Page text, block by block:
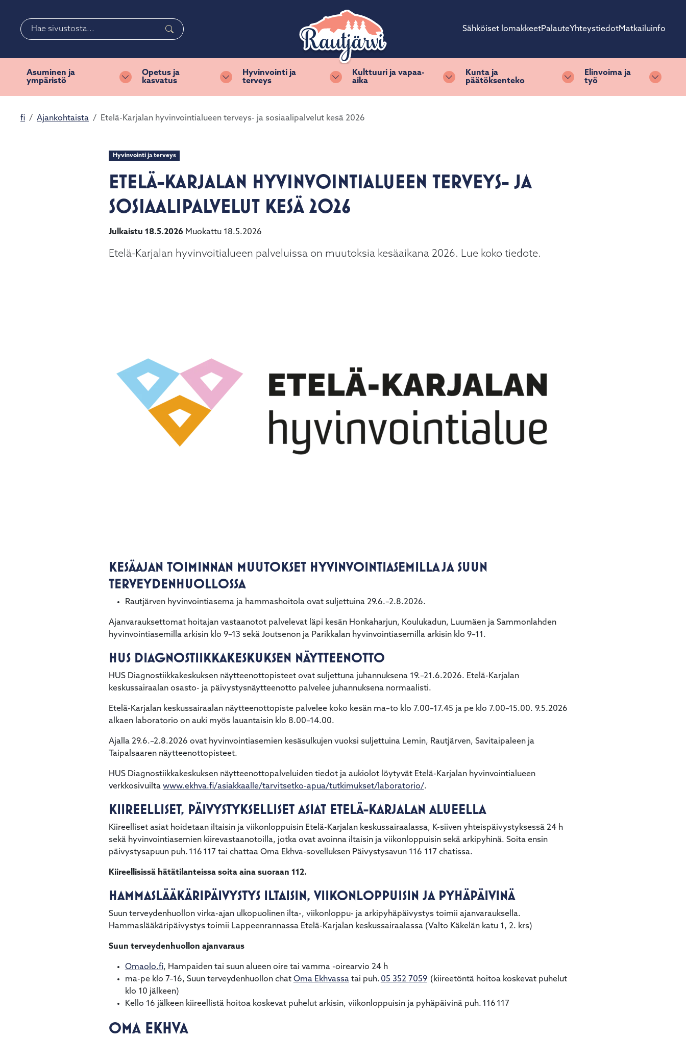
Sähköiset lomakkeetPalauteYhteystiedotMatkailuinfo
Haku
käytettävissä
oleva
tulos
ylös-
alasnuolilla.
Asuminen ja
ympäristö
Vaihda alasvetovalikkoa
Opetus ja
kasvatus
Vaihda alasvetovalikkoa
Hyvinvointi ja
terveys
Vaihda alasvetovalikkoa
Kulttuuri ja vapaa-
aika
Vaihda alasvetovalikkoa
Kunta ja
päätöksenteko
Vaihda alasvetovalikkoa
Elinvoima ja
työ
Vaihda
fi Ajankohtaista Etelä-Karjalan hyvinvointialueen terveys- ja sosiaalipalvelut kesä 2026
Hyvinvointi ja terveys
ETELÄ-KARJALAN HYVINVOINTIALUEEN TERVEYS- JA
SOSIAALIPALVELUT KESÄ 2026
Julkaistu 18.5.2026 Muokattu 18.5.2026
Etelä-Karjalan hyvinvoitialueen palveluissa on muutoksia kesäaikana 2026. Lue koko tiedote.
KESÄAJAN TOIMINNAN MUUTOKSET HYVINVOINTIASEMILLA JA SUUN
TERVEYDENHUOLLOSSA
Rautjärven hyvinvointiasema ja hammashoitola ovat suljettuina 29.6.–2.8.2026.
Ajanvarauksettomat hoitajan vastaanotot palvelevat läpi kesän Honkaharjun, Koulukadun, Luumäen ja Sammonlahden
hyvinvointiasemilla arkisin klo 9–13 sekä Joutsenon ja Parikkalan hyvinvointiasemilla arkisin klo 9–11.
HUS DIAGNOSTIIKKAKESKUKSEN NÄYTTEENOTTO
HUS Diagnostiikkakeskuksen näytteenottopisteet ovat suljettuna juhannuksena 19.–21.6.2026. Etelä-Karjalan
keskussairaalan osasto- ja päivystysnäytteenotto palvelee juhannuksena normaalisti.
Etelä-Karjalan keskussairaalan näytteenottopiste palvelee koko kesän ma–to klo 7.00–17.45 ja pe klo 7.00–15.00. 9.5.2026
alkaen laboratorio on auki myös lauantaisin klo 8.00–14.00.
Ajalla 29.6.–2.8.2026 ovat hyvinvointiasemien kesäsulkujen vuoksi suljettuina Lemin, Rautjärven, Savitaipaleen ja
Taipalsaaren näytteenottopisteet.
HUS Diagnostiikkakeskuksen näytteenottopalveluiden tiedot ja aukiolot löytyvät Etelä-Karjalan hyvinvointialueen
verkkosivuilta www.ekhva.fi/asiakkaalle/tarvitsetko-apua/tutkimukset/laboratorio/.
KIIREELLISET, PÄIVYSTYKSELLISET ASIAT ETELÄ-KARJALAN ALUEELLA
Kiireelliset asiat hoidetaan iltaisin ja viikonloppuisin Etelä-Karjalan keskussairaalassa, K-siiven yhteispäivystyksessä 24 h
sekä hyvinvointiasemien kiirevastaanotoilla, jotka ovat avoinna iltaisin ja viikonloppuisin sekä arkipyhinä. Soita ensin
päivystysapuun puh. 116 117 tai chattaa Oma Ekhva-sovelluksen Päivystysavun 116 117 chatissa.
Kiireellisissä hätätilanteissa soita aina suoraan 112.
HAMMASLÄÄKÄRIPÄIVYSTYS ILTAISIN, VIIKONLOPPUISIN JA PYHÄPÄIVINÄ
Suun terveydenhuollon virka-ajan ulkopuolinen ilta-, viikonloppu- ja arkipyhäpäivystys toimii ajanvarauksella.
Hammaslääkäripäivystys toimii Lappeenrannassa Etelä-Karjalan keskussairaalassa (Valto Käkelän katu 1, 2. krs)
Suun terveydenhuollon ajanvaraus
Omaolo.fi, Hampaiden tai suun alueen oire tai vamma -oirearvio 24 h
ma-pe klo 7–16, Suun terveydenhuollon chat Oma Ekhvassatai puh. 05 352 7059(kiireetöntä hoitoa koskevat puhelut
klo 10 jälkeen)
Kello 16 jälkeen kiireellistä hoitoa koskevat puhelut arkisin, viikonloppuisin ja pyhäpäivinä puh. 116 117
OMA EKHVA